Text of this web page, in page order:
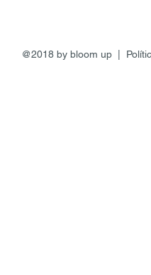
@2018 by bloom up |